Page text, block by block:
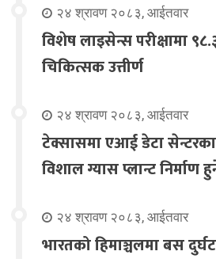
२४ श्रावण २०८३, आईतवार
विशेष लाइसेन्स परीक्षामा
चिकित्सक उत्तीर्ण
२४ श्रावण २०८३, आईतवार
टेक्सासमा एआई डेटा
विशाल ग्यास प्लान्ट निर्माण
२४ श्रावण २०८३, आईतवार
भारतको हिमाञ्चलमा बस